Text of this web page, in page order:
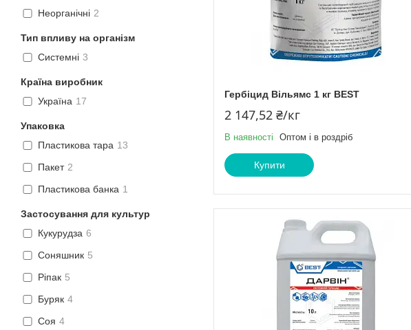
Неорганічні 2
Тип впливу на організм
Системні 3
Країна виробник
Україна 17
Упаковка
Пластикова тара 13
Пакет 2
Пластикова банка 1
Застосування для культур
Кукурудза 6
Соняшник 5
Ріпак 5
Буряк 4
Соя 4
Гербіцид Вільямс 1 кг BEST
2 147,52 ₴/кг
В наявності Оптом і в роздріб
Купити